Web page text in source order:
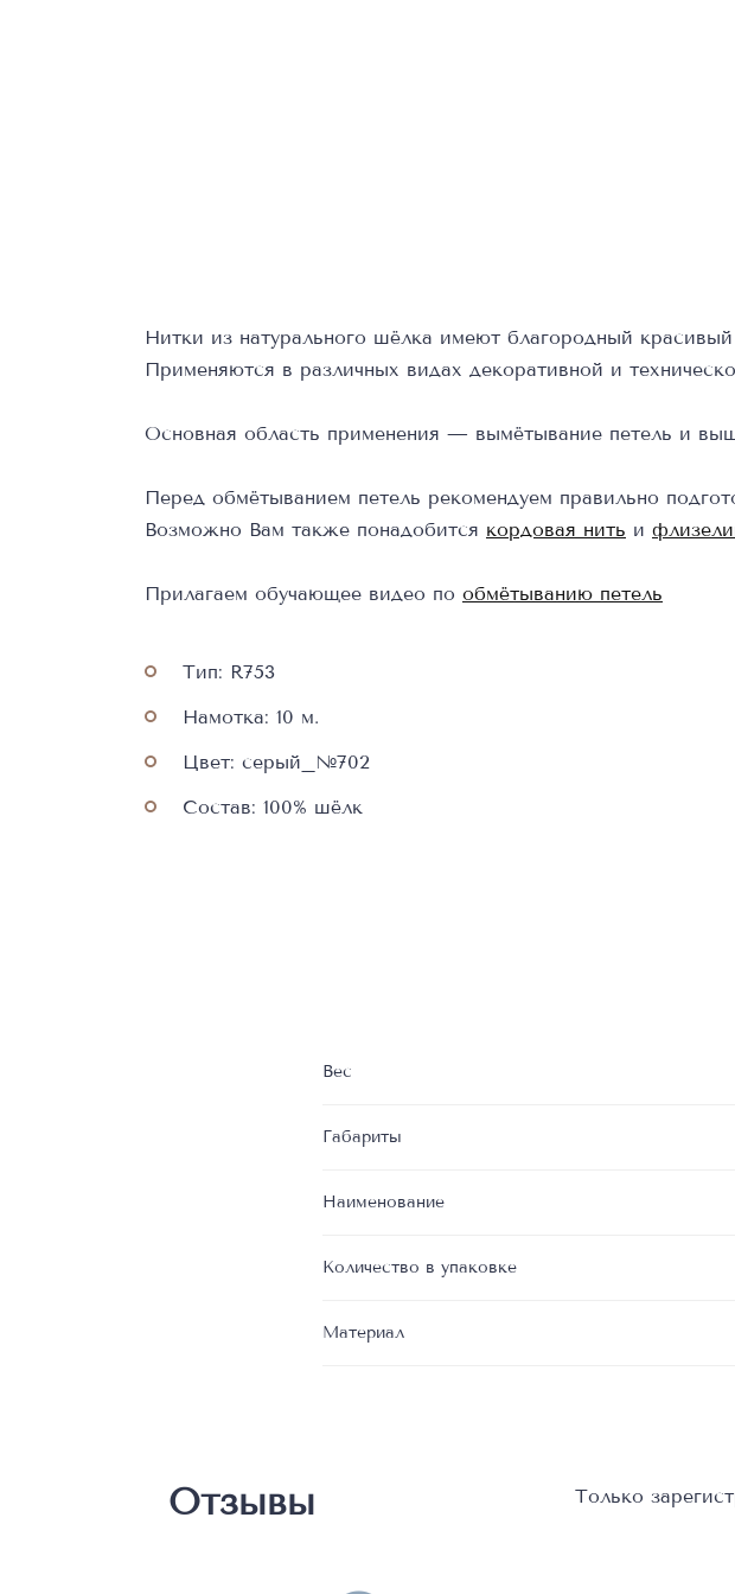
Нитки из натурального шёлка имеют благородный
Применяются в различных видах декоративной и
Основная область применения — вымётывание петель и
Перед обмётыванием петель рекомендуем правильно
Возможно Вам также понадобится кордовая нить и
Прилагаем обучающее видео по обмётыванию петель
Тип: R753
Намотка: 10 м.
Цвет: серый_№702
Состав: 100% шёлк
Вес
Габариты
Наименование
Количество в упаковке
Материал
Отзывы Только